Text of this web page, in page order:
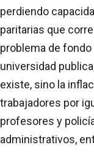
perdiendo
paritarias que
problema de fondo
universidad
existe, sino la
trabajadores por
profesores y
administrativos,